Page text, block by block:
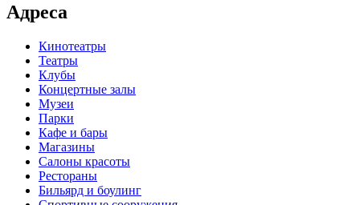
Адреса
Кинотеатры
Театры
Клубы
Концертные залы
Музеи
Парки
Кафе и бары
Магазины
Салоны красоты
Рестораны
Бильярд и боулинг